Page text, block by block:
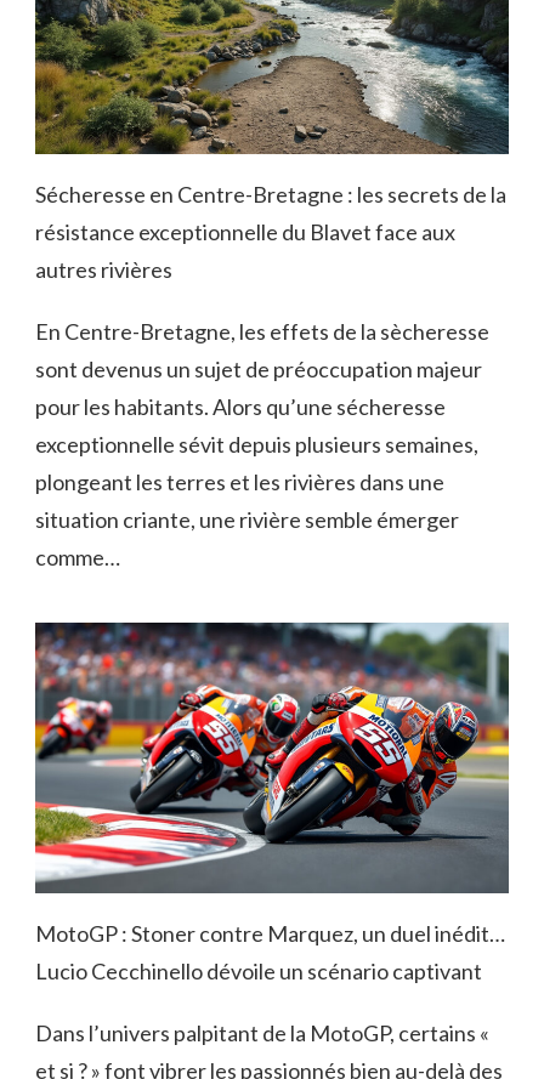
Sécheresse en Centre-Bretagne : les secrets de la
résistance exceptionnelle du Blavet face aux
autres rivières
En Centre-Bretagne, les effets de la sècheresse
sont devenus un sujet de préoccupation majeur
pour les habitants. Alors qu’une sécheresse
exceptionnelle sévit depuis plusieurs semaines,
plongeant les terres et les rivières dans une
situation criante, une rivière semble émerger
comme…
MotoGP : Stoner contre Marquez, un duel inédit…
Lucio Cecchinello dévoile un scénario captivant
Dans l’univers palpitant de la MotoGP, certains «
et si ? » font vibrer les passionnés bien au-delà des